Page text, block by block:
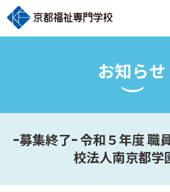
ｰ募集終了ｰ 令和５年度 職
校法人南京都学